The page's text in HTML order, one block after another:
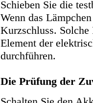
Schieben Sie die
Wenn das
Kurzschluss.
Element der
durchführen.
Die Prüfung der